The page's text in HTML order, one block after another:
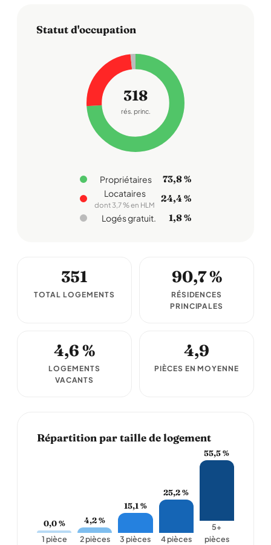
Statut d'occupation
318
rés. princ.
Propriétaires 73,8 %
Locataires
dont 3,7 % en HLM
24,4 %
Logés gratuit. 1,8 %
351
TOTAL LOGEMENTS
90,7 %
RÉSIDENCES
PRINCIPALES
4,6 %
LOGEMENTS
VACANTS
4,9
PIÈCES EN MOYENNE
Répartition par taille de logement
0,0 %
1 pièce
4,2 %
2 pièces
15,1 %
3 pièces
25,2 %
4 pièces
55,5 %
5+
pièces